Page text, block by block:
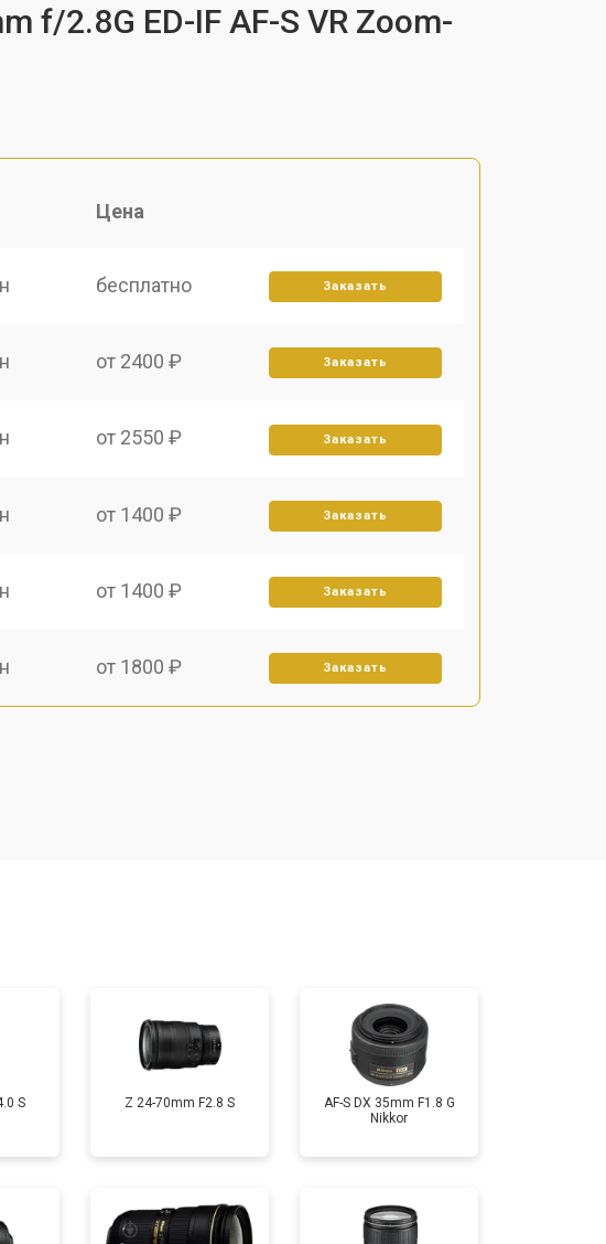
f/2.8G ED-IF AF-S VR Zoom-
Цена
бесплатно Заказать
от 2400 ₽ Заказать
от 2550 ₽ Заказать
от 1400 ₽ Заказать
от 1400 ₽ Заказать
от 1800 ₽ Заказать
от 2600 ₽ Заказать
S
Z 24-70mm F2.8 S
AF-S DX 35mm F1.8 G
Nikkor